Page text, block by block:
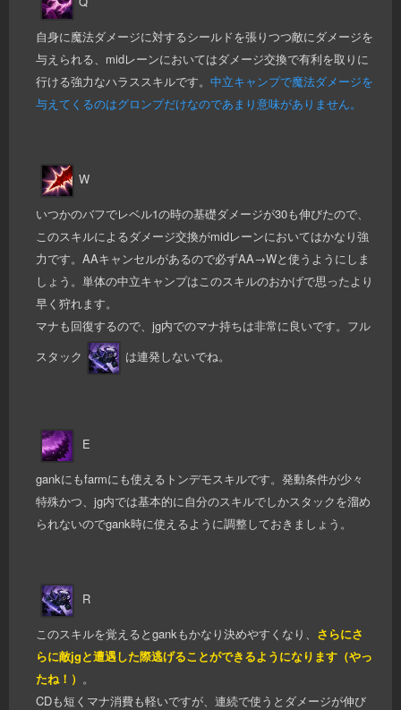
自身に魔法ダメージに対するシールドを張りつつ敵にダメージを
与えられる、midレーンにおいてはダメージ交換で有利を取りに
行ける強力なハラススキルです。 中立キャンプで魔法ダメージを
与えてくるのはグロンプだけなのであまり意味がありません。
W
いつかのバフでレベル1の時の基礎ダメージが30も伸びたので、
このスキルによるダメージ交換がmidレーンにおいてはかなり強
力です。AAキャンセルがあるので必ずAA→Wと使うようにしま
しょう。単体の中立キャンプはこのスキルのおかげで思ったより
早く狩れます。
マナも回復するので、jg内でのマナ持ちは非常に良いです。フル
スタック
は連発しないでね。
E
gankにもfarmにも使えるトンデモスキルです。発動条件が少々
特殊かつ、jg内では基本的に自分のスキルでしかスタックを溜め
られないのでgank時に使えるように調整しておきましょう。
R
このスキルを覚えるとgankもかなり決めやすくなり、 さらにさ
らに敵jgと遭遇した際逃げることができるようになります（やっ
たね！） 。
CDも短くマナ消費も軽いですが、連続で使うとダメージが伸び